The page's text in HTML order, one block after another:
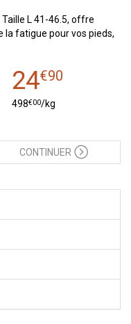
L 41-46.5, offre
fatigue pour vos pieds,
24€90
498€00/kg
CONTINUER